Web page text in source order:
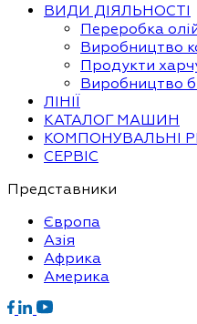
ВИДИ ДІЯЛЬНОСТІ
Переробка
Виробництво
Продукти
Виробництво
ЛІНІЇ
КАТАЛОГ МАШИН
КОМПОНУВАЛЬНІ
СЕРВІС
Представники
Європа
Азія
Африка
Америка